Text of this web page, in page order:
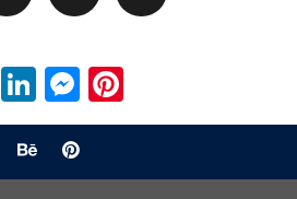
Telegram
LinkedIn
Messenger